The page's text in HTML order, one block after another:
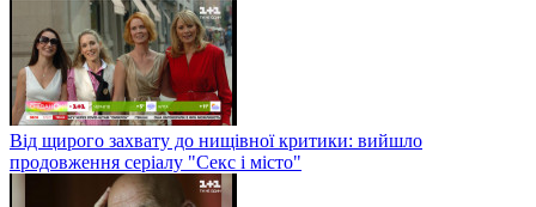
Від щирого захвату до нищівної критики: вийшло
продовження серіалу "Секс і місто"